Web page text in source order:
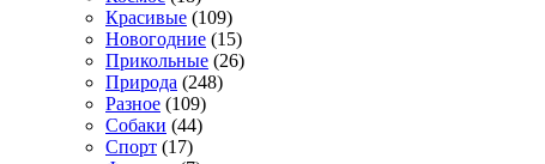
Красивые (109)
Новогодние (15)
Прикольные (26)
Природа (248)
Разное (109)
Собаки (44)
Спорт (17)